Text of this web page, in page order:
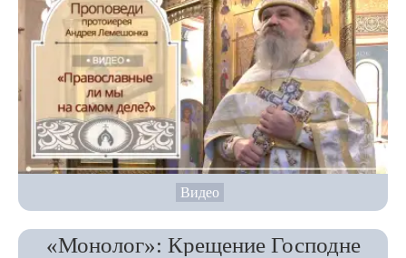
Видео
«Монолог»: Крещение Господне